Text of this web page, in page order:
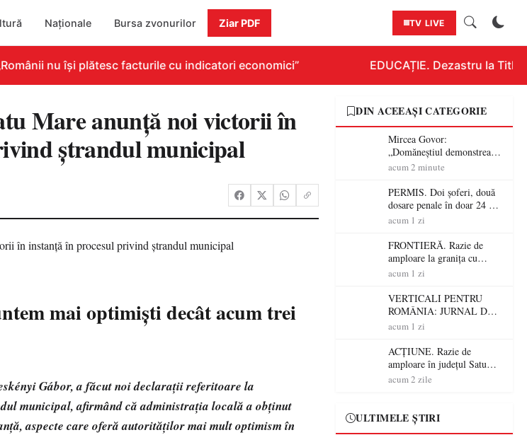
Naționale Bursa zvonurilor Ziar PDF TV LIVE
nu își plătesc facturile cu indicatori economici” EDUCAȚIE. Dezastru la
Mare anunță noi victorii în
ștrandul municipal
mai optimiști decât acum trei
Gábor, a făcut noi declarații referitoare la
municipal, afirmând că administrația locală a obținut
aspecte care oferă autorităților mai mult optimism în
DIN ACEEAȘI CATEGORIE
Mircea Govor:
„Domăneștiul demonstrează
că tradiția, credința și
comunități puternice”
acum 2 minute
PERMIS. Doi șoferi, două
dosare penale în doar 24 de
ore la Petea! Unul avea
nu a avut niciodată permis
acum 1 zi
FRONTIERĂ. Razie de
amploare la granița cu
Ungaria! 800 de persoane și
verificate
acum 1 zi
VERTICALI PENTRU
ROMÂNIA: JURNAL DE
CĂLĂTORIE FIJET
acum 1 zi
ACȚIUNE. Razie de
amploare în județul Satu
Mare! Polițiștii au dat sute
singură zi
acum 2 zile
ULTIMELE ȘTIRI